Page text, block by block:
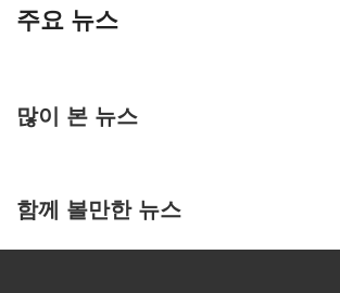
주요 뉴스
많이 본 뉴스
함께 볼만한 뉴스